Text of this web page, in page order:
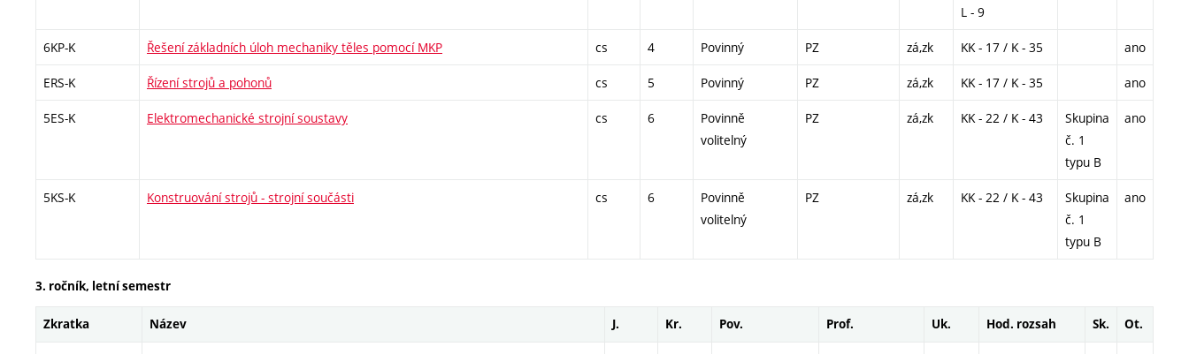
L - 9
6KP-K Řešení základních úloh mechaniky těles pomocí MKP cs 4 Povinný PZ zá,zk KK - 17 / K - 35 ano
ERS-K Řízení strojů a pohonů cs 5 Povinný PZ zá,zk KK - 17 / K - 35 ano
5ES-K Elektromechanické strojní soustavy cs 6
Povinně
volitelný
PZ zá,zk KK - 22 / K - 43
Skupina
č. 1
typu B
ano
5KS-K Konstruování strojů - strojní součásti cs 6
Povinně
volitelný
PZ zá,zk KK - 22 / K - 43
Skupina
č. 1
typu B
ano
3. ročník, letní semestr
Zkratka Název J. Kr. Pov. Prof. Uk. Hod. rozsah Sk. Ot.